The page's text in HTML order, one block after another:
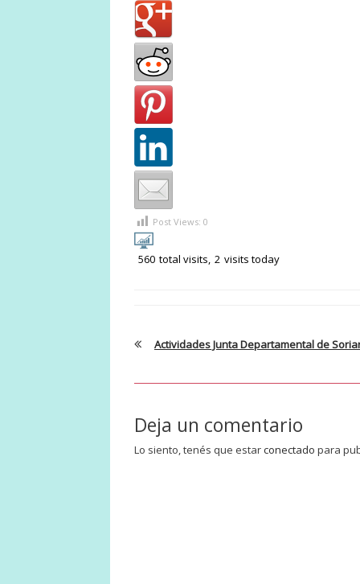
Post Views: 0
560 total visits, 2 visits today
Actividades Junta Departamental de
Deja un comentario
Lo siento, tenés que estarconectado para